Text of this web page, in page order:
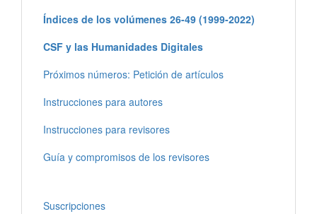
Índices de los volúmenes 26-49 (1999-2022)
CSF y las Humanidades Digitales
Próximos números: Petición de artículos
Instrucciones para autores
Instrucciones para revisores
Guía y compromisos de los revisores
Suscripciones